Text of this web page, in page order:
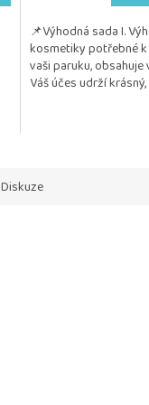
📌Výhodná sada I.
kosmetiky potřebné
vaši paruku, obsahuje
Váš účes udrží
Diskuze